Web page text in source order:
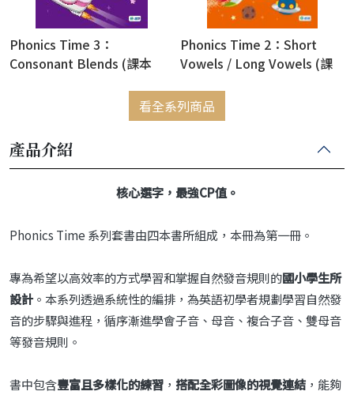
Phonics Time 3：
Consonant Blends (課本
Phonics Time 2：Short
Vowels / Long Vowels (課
資源)
看全系列商品
產品介紹
核心選字，最強CP值。
Phonics Time 系列套書由四本書所組成，本冊為第一冊。
專為希望以高效率的方式學習和掌握自然發音規則的國小學生所
設計。本系列透過系統性的編排，為英語初學者規劃學習自然發
音的步驟與進程，循序漸進學會子音、母音、複合子音、雙母音
等發音規則。
書中包含豐富且多樣化的練習 ， 搭配全彩圖像的視覺連結 ，能夠